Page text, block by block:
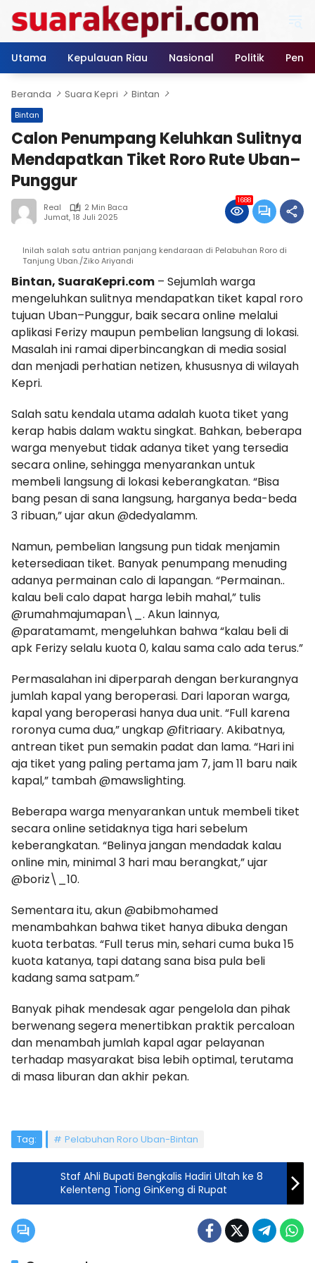
konten
Utama
Kepulauan Riau Nasional Politik
Beranda Suara Kepri Bintan
Bintan
Calon Penumpang Keluhkan Sulitnya
Mendapatkan Tiket Roro Rute Uban–
Punggur
Real
2 Min Baca
Jumat, 18 Juli 2025
1688
Inilah salah satu antrian panjang kendaraan di Pelabuhan Roro di
Tanjung Uban./Ziko Ariyandi
Bintan, SuaraKepri.com – Sejumlah warga
mengeluhkan sulitnya mendapatkan tiket kapal roro
tujuan Uban–Punggur, baik secara online melalui
aplikasi Ferizy maupun pembelian langsung di lokasi.
Masalah ini ramai diperbincangkan di media sosial
dan menjadi perhatian netizen, khususnya di wilayah
Kepri.
Salah satu kendala utama adalah kuota tiket yang
kerap habis dalam waktu singkat. Bahkan, beberapa
warga menyebut tidak adanya tiket yang tersedia
secara online, sehingga menyarankan untuk
membeli langsung di lokasi keberangkatan. “Bisa
bang pesan di sana langsung, harganya beda-beda
3 ribuan,” ujar akun @dedyalamm.
Namun, pembelian langsung pun tidak menjamin
ketersediaan tiket. Banyak penumpang menuding
adanya permainan calo di lapangan. “Permainan..
kalau beli calo dapat harga lebih mahal,” tulis
@rumahmajumapan\_. Akun lainnya,
@paratamamt, mengeluhkan bahwa “kalau beli di
apk Ferizy selalu kuota 0, kalau sama calo ada terus.”
Permasalahan ini diperparah dengan berkurangnya
jumlah kapal yang beroperasi. Dari laporan warga,
kapal yang beroperasi hanya dua unit. “Full karena
roronya cuma dua,” ungkap @fitriaary. Akibatnya,
antrean tiket pun semakin padat dan lama. “Hari ini
aja tiket yang paling pertama jam 7, jam 11 baru naik
kapal,” tambah @mawslighting.
Beberapa warga menyarankan untuk membeli tiket
secara online setidaknya tiga hari sebelum
keberangkatan. “Belinya jangan mendadak kalau
online min, minimal 3 hari mau berangkat,” ujar
@boriz\_10.
Sementara itu, akun @abibmohamed
menambahkan bahwa tiket hanya dibuka dengan
kuota terbatas. “Full terus min, sehari cuma buka 15
kuota katanya, tapi datang sana bisa pula beli
kadang sama satpam.”
Banyak pihak mendesak agar pengelola dan pihak
berwenang segera menertibkan praktik percaloan
dan menambah jumlah kapal agar pelayanan
terhadap masyarakat bisa lebih optimal, terutama
di masa liburan dan akhir pekan.
Tag: Pelabuhan Roro Uban-Bintan
Staf Ahli Bupati Bengkalis Hadiri Ultah ke 8
Kelenteng Tiong GinKeng di Rupat